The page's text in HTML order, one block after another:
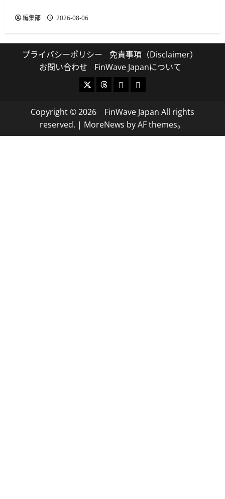
編集部 2026-08-06
プライバシーポリシー
免責事項（Disclaimer）
お問い合わせ
FinWave Japanについて
X ThreadsBlueskyMastodon
Copyright © 2026 FinWave Japan All rights
reserved. | MoreNews by AF themes。